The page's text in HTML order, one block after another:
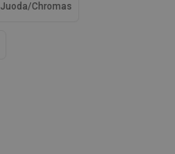
Juoda/Chromas